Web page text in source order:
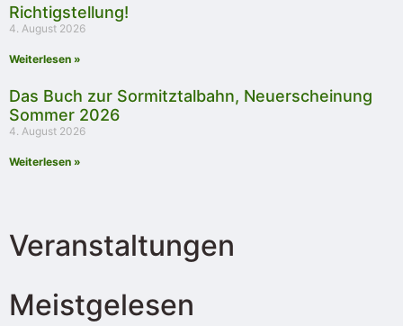
Richtigstellung!
4. August 2026
Weiterlesen »
Das Buch zur Sormitztalbahn, Neuerscheinung
Sommer 2026
4. August 2026
Weiterlesen »
Veranstaltungen
Meistgelesen